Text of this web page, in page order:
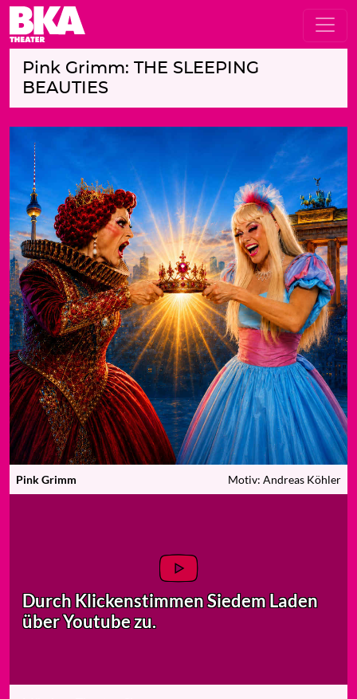
Pink Grimm: THE SLEEPING
BEAUTIES
Pink Grimm Motiv: Andreas Köhler
Durch Klickenstimmen Siedem Laden
über Youtube zu.